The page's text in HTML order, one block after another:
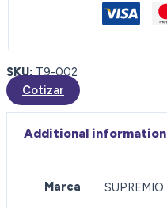
SKU: T9-002
Cotizar
Additional information
Marca SUPREMIO